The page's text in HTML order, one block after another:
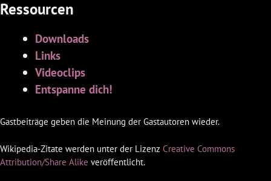
Ressourcen
Downloads
Links
Videoclips
Entspanne dich!
Gastbeiträge geben die Meinung der Gastautoren wieder.
Wikipedia-Zitate werden unter der Lizenz Creative Commons
Attribution/Share Alike veröffentlicht.